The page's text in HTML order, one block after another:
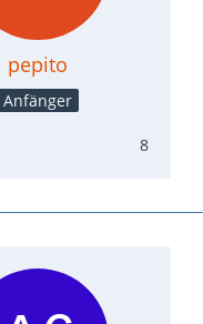
pepito
Anfänger
8